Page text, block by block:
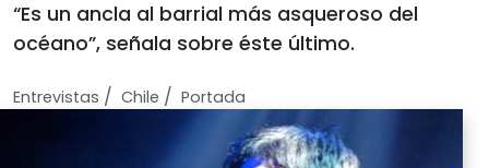
“Es un ancla al barrial más asqueroso del
océano”, señala sobre éste último.
Entrevistas / Chile / Portada